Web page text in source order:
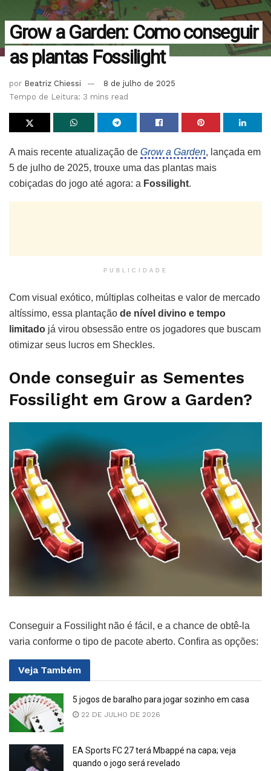
Grow a Garden: Como conseguir
as plantas Fossilight
por Beatriz Chiessi
8 de julho de 2025
Tempo de Leitura: 3 mins read
A mais recente atualização de Grow a Garden, lançada em
5 de julho de 2025, trouxe uma das plantas mais
cobiçadas do jogo até agora: a Fossilight.
PUBLICIDADE
Com visual exótico, múltiplas colheitas e valor de mercado
altíssimo, essa plantação de nível divino e tempo
limitado já virou obsessão entre os jogadores que buscam
otimizar seus lucros em Sheckles.
Onde conseguir as Sementes
Fossilight em Grow a Garden?
Conseguir a Fossilight não é fácil, e a chance de obtê-la
varia conforme o tipo de pacote aberto. Confira as opções:
Veja Também
5 jogos de baralho para jogar sozinho em casa
22 DE JULHO DE 2026
EA Sports FC 27 terá Mbappé na capa; veja
quando o jogo será revelado